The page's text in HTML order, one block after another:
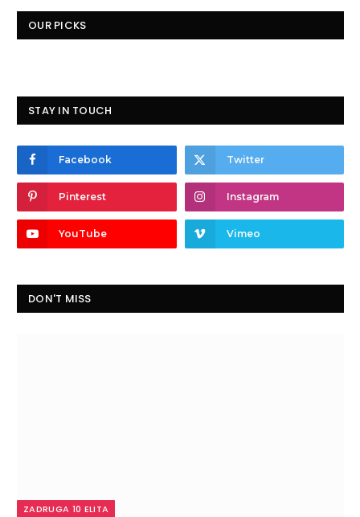
OUR PICKS
STAY IN TOUCH
Facebook Twitter
Pinterest Instagram
YouTube Vimeo
DON'T MISS
ZADRUGA 10 ELITA